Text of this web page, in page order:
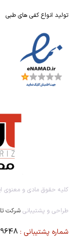
تولید انواع کفی های طبی
کلیه حقوق مادی و معنوی
طراحی و پشتیبانی شرکت
شماره پشتیبانی :